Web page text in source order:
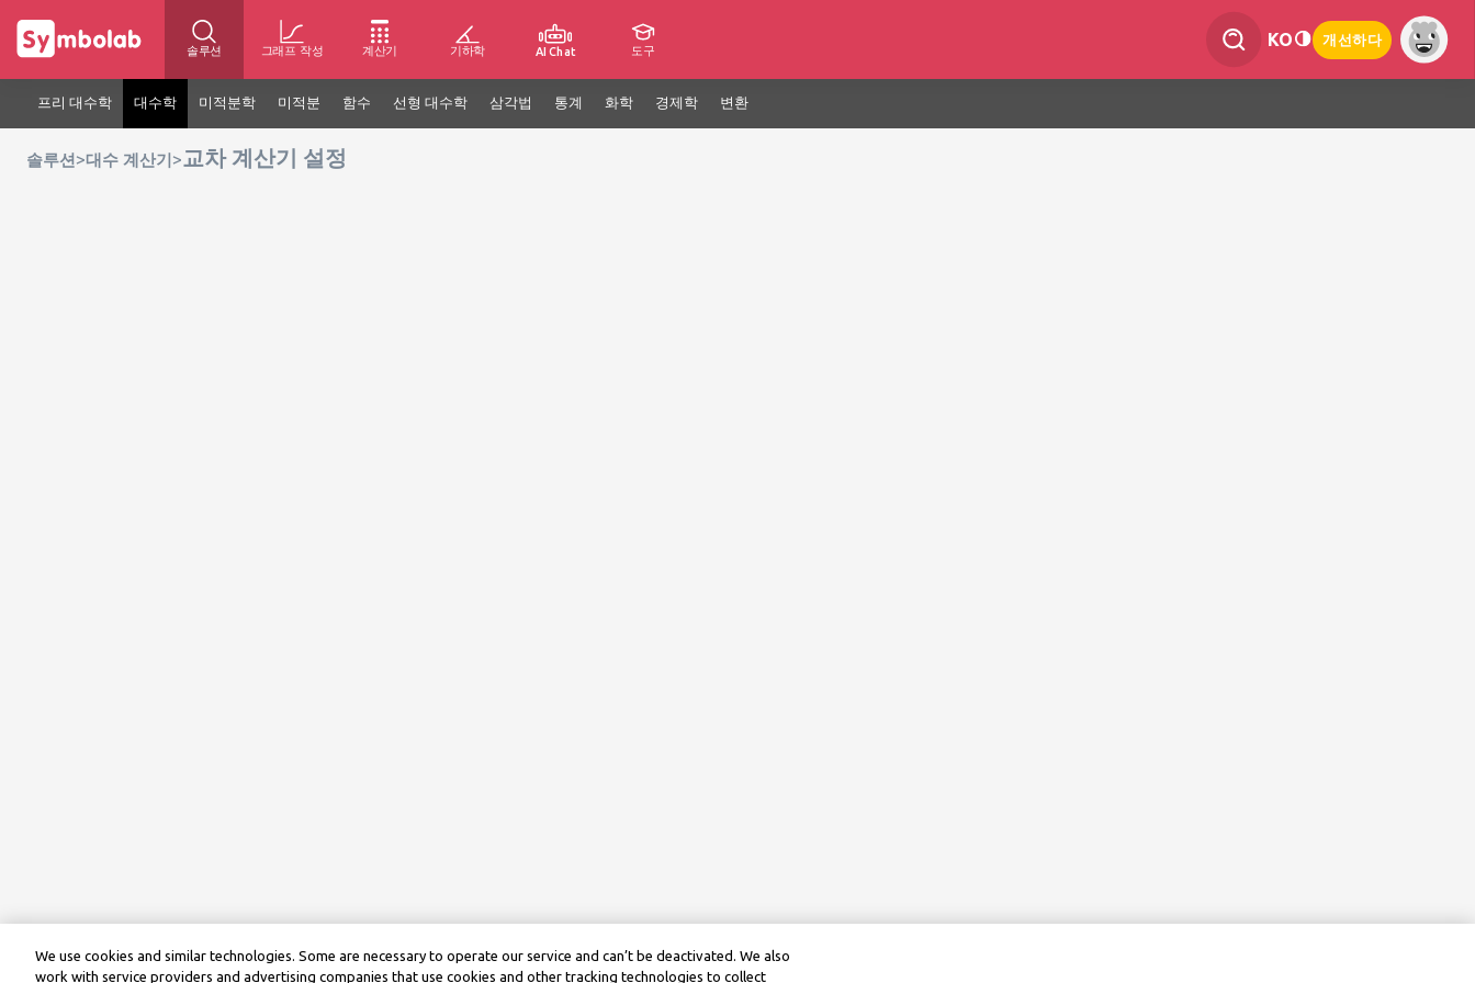
솔루션 그래프 작성 계산기 기하학 AI Chat 도구
KO 개선하다
프리 대수학 대수학 미적분학 미적분 함수 선형 대수학 삼각법 통계 화학 경제학 변환
솔루션 >대수 계산기 > 교차 계산기 설정
We use cookies and similar technologies. Some are necessary to operate our service and can’t be deactivated. We also
work with service providers and advertising companies that use cookies and other tracking technologies to collect